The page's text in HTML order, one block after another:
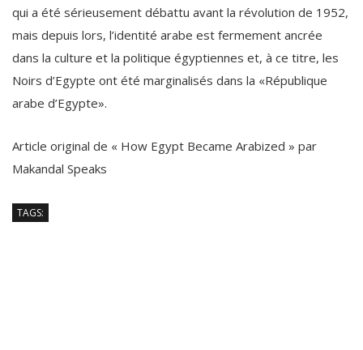
qui a été sérieusement débattu avant la révolution de 1952,
mais depuis lors, l’identité arabe est fermement ancrée
dans la culture et la politique égyptiennes et, à ce titre, les
Noirs d’Egypte ont été marginalisés dans la «République
arabe d’Egypte».
Article original de « How Egypt Became Arabized » par
Makandal Speaks
TAGS: